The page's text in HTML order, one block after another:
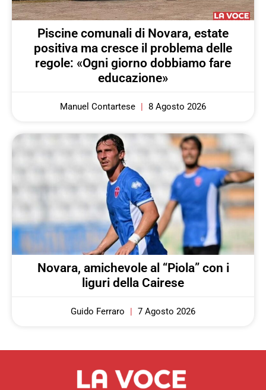
Piscine comunali di Novara, estate
positiva ma cresce il problema delle
regole: «Ogni giorno dobbiamo fare
educazione»
Manuel Contartese 8 Agosto 2026
Novara, amichevole al “Piola” con i
liguri della Cairese
Guido Ferraro 7 Agosto 2026